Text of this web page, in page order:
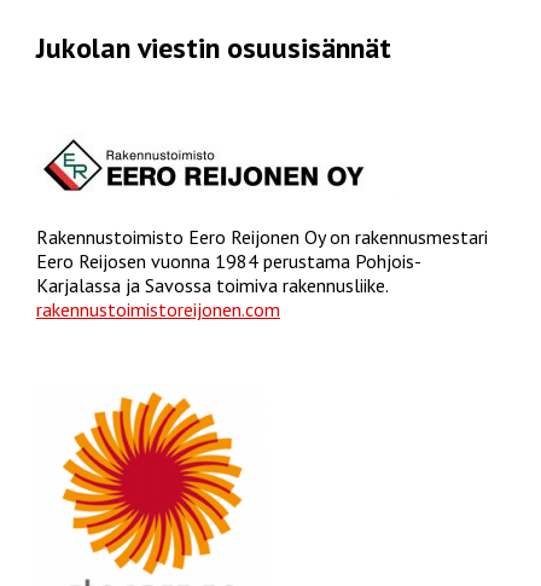
Jukolan viestin osuusisännät
Rakennustoimisto Eero Reijonen Oy on rakennusmestari
Eero Reijosen vuonna 1984 perustama Pohjois-
Karjalassa ja Savossa toimiva rakennusliike.
rakennustoimistoreijonen.com